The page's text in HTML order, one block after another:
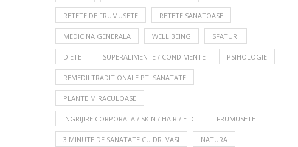
RETETE DE FRUMUSETE RETETE SANATOASE
MEDICINA GENERALA WELL BEING SFATURI
DIETE SUPERALIMENTE / CONDIMENTE PSIHOLOGIE
REMEDII TRADITIONALE PT. SANATATE
PLANTE MIRACULOASE
INGRIJIRE CORPORALA / SKIN / HAIR / ETC FRUMUSETE
3 MINUTE DE SANATATE CU DR. VASI NATURA